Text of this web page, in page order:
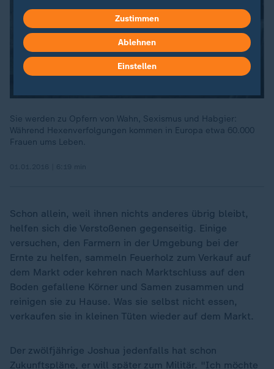
Sie werden zu Opfern von Wahn, Sexismus und Habgier:
Während Hexenverfolgungen kommen in Europa etwa 60.000
Frauen ums Leben.
Schon allein, weil ihnen nichts anderes übrig bleibt,
helfen sich die Verstoßenen gegenseitig. Einige
versuchen, den Farmern in der Umgebung bei der
Ernte zu helfen, sammeln Feuerholz zum Verkauf auf
dem Markt oder kehren nach Marktschluss auf den
Boden gefallene Körner und Samen zusammen und
reinigen sie zu Hause. Was sie selbst nicht essen,
verkaufen sie in kleinen Tüten wieder auf dem Markt.
Der zwölfjährige Joshua jedenfalls hat schon
Zukunftspläne, er will später zum Militär. "Ich möchte
Zustimmen
Ablehnen
Einstellen